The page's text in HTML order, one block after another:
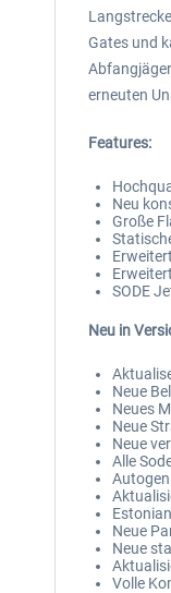
Gates und
erneuten
Features:
Neu
Große
SODE
Neu in
Neue
Neues
Neue
Neue
Alle
Neue
Neue
Volle